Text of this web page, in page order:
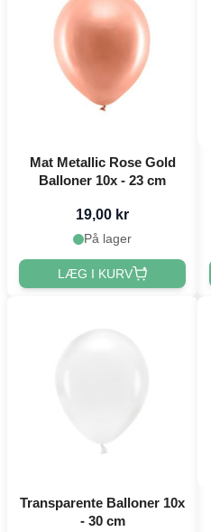
Mat Metallic Rose Gold
Balloner 10x - 23 cm
19,00 kr
På lager
LÆG I KURV
Transparente Balloner 10x
- 30 cm